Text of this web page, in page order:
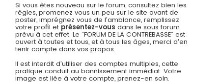
Si vous êtes nouveau sur le forum, consultez bien les
règles, promenez vous un peu sur le site avant de
poster, imprégnez vous de l'ambiance, remplissez
votre profil et présentez-vous dans le sous forum
prévu à cet effet. Le ”FORUM DE LA CONTREBASSE” est
ouvert à toutes et tous, et à tous les âges, merci d'en
tenir compte dans vos propos.
Il est interdit d'utiliser des comptes multiples, cette
pratique conduit au bannissement immédiat. Votre
image est liée à votre compte, prenez-en soin.